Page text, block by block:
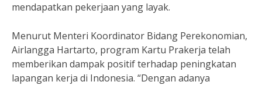
mendapatkan pekerjaan yang layak.
Menurut Menteri Koordinator Bidang Perekonomian,
Airlangga Hartarto, program Kartu Prakerja telah
memberikan dampak positif terhadap peningkatan
lapangan kerja di Indonesia. “Dengan adanya